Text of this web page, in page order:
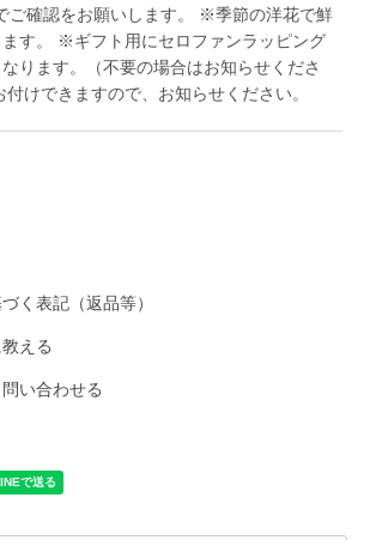
ご確認をお願いします。 ※季節の洋花で鮮
ます。 ※ギフト用にセロファンラッピング
ります。（不要の場合はお知らせくださ
けできますので、お知らせください。
く表記（返品等）
える
い合わせる